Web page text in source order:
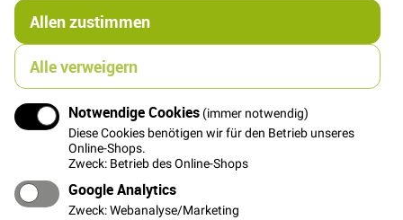
Allen zustimmen
Alle verweigern
Notwendige Cookies (immer notwendig)
Diese Cookies benötigen wir für den Betrieb unseres
Online-Shops.
Zweck: Betrieb des Online-Shops
Google Analytics
Zweck: Webanalyse/Marketing
Details
Roter Reißverschluss, nicht teilbar, 45cm lang,
Zähnchen aus bronzefarbenem Metall, Zipper aus
bronzefarbenem Metall mit dunkelbraunem Lederband
Breite: ca 4 cm. Zähnchenbreite ca 1 cm.
Besonders edel wirkender Reißverschluss, toll für
Täschschen, Einschubtaschen an Jacken etc.